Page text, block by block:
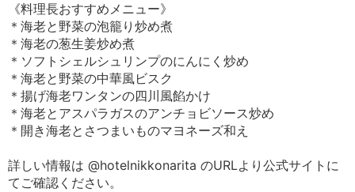
《料理長おすすめメニュー》
＊海老と野菜の泡籠り炒め煮
＊海老の葱生姜炒め煮
＊ソフトシェルシュリンプのにんにく炒め
＊海老と野菜の中華風ビスク
＊揚げ海老ワンタンの四川風餡かけ
＊海老とアスパラガスのアンチョビソース炒め
＊開き海老とさつまいものマヨネーズ和え
詳しい情報は @hotelnikkonarita のURLより公式サイトに
てご確認ください。